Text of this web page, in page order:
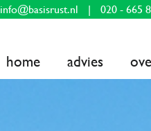
info@basisrust.nl | 020 - 665
home advies